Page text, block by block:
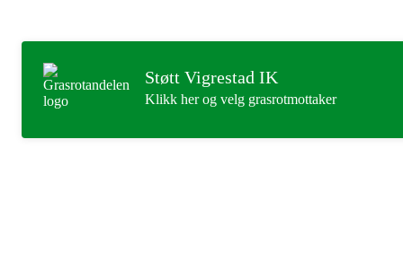
Støtt Vigrestad IK
Klikk her og velg grasrotmottaker